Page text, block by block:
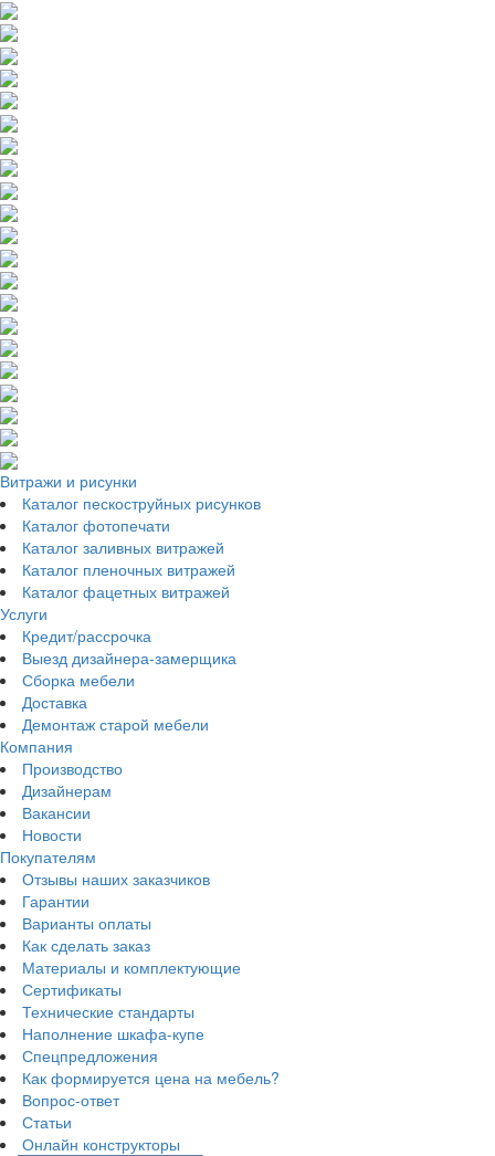
Витражи и рисунки
Каталог пескоструйных рисунков
Каталог фотопечати
Каталог заливных витражей
Каталог пленочных витражей
Каталог фацетных витражей
Услуги
Кредит/рассрочка
Выезд дизайнера-замерщика
Сборка мебели
Доставка
Демонтаж старой мебели
Компания
Производство
Дизайнерам
Вакансии
Новости
Покупателям
Отзывы наших заказчиков
Гарантии
Варианты оплаты
Как сделать заказ
Материалы и комплектующие
Сертификаты
Технические стандарты
Наполнение шкафа-купе
Спецпредложения
Как формируется цена на мебель?
Вопрос-ответ
Статьи
Онлайн конструкторы